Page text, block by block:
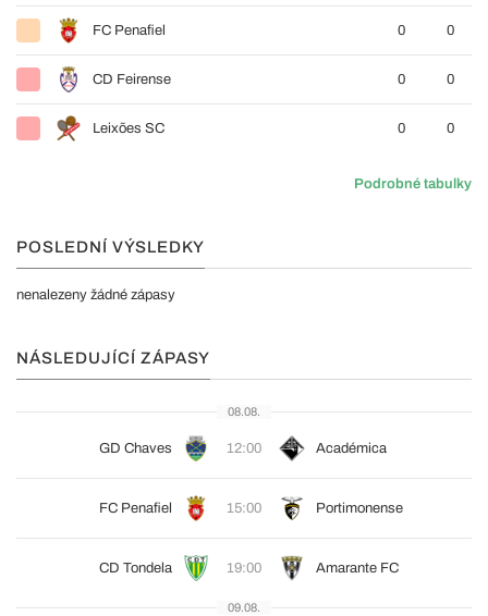
FC Penafiel 0 0
CD Feirense 0 0
Leixões SC 0 0
Podrobné tabulky
POSLEDNÍ VÝSLEDKY
nenalezeny žádné zápasy
NÁSLEDUJÍCÍ ZÁPASY
08.08.
GD Chaves 12:00 Académica
FC Penafiel 15:00 Portimonense
CD Tondela 19:00 Amarante FC
09.08.